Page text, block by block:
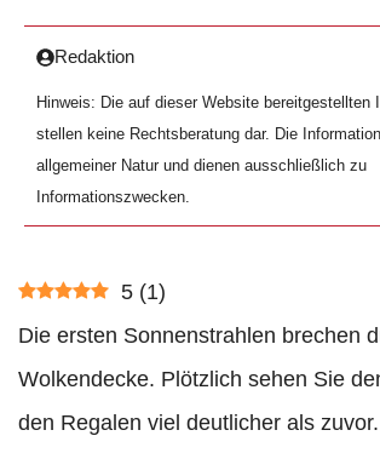
Redaktion
Hinweis: Die auf dieser Website bereitgestellten
stellen keine Rechtsberatung dar. Die
allgemeiner Natur und dienen ausschließlich zu
Informationszwecken.
5 (1)
Die ersten Sonnenstrahlen brechen
Wolkendecke. Plötzlich sehen Sie
den Regalen viel deutlicher als